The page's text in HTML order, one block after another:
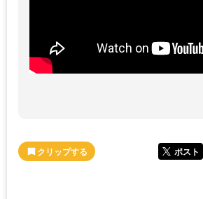
ポスト